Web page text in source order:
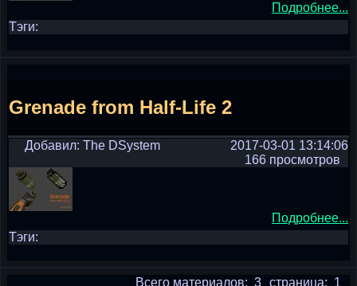
Подробнее...
Тэги:
Grenade from Half-Life 2
Добавил: The DSystem
2017-03-01 13:14:06
166 просмотров
Подробнее...
Тэги:
страница: 1
Всего материалов: 3